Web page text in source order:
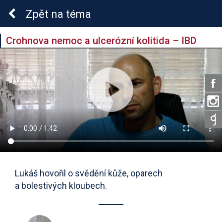
Crohnova nemoc a ulcerózní kolitida – IBD
Zpět na téma
Lukáš hovořil o svědění kůže, oparech
a bolestivých kloubech.